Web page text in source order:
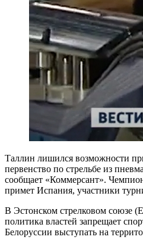
Таллин лишился возможности
первенство по стрельбе из
сообщает «Коммерсант».
примет Испания, участники
В Эстонском стрелковом союзе
политика властей запрещает
Белоруссии выступать на